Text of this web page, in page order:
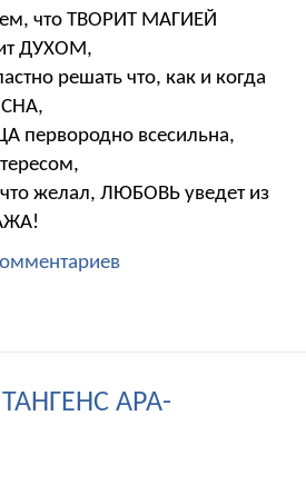
что ТВОРИТ МАГИЕЙ
ДУХОМ,
решать что, как и когда
первородно всесильна,
желал, ЛЮБОВЬ уведет из
АРА-